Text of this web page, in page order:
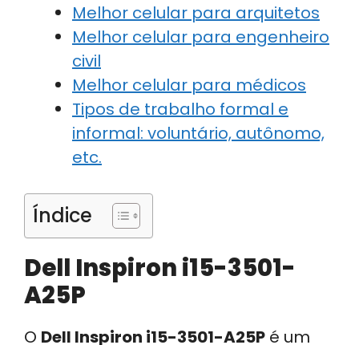
Melhor celular para arquitetos
Melhor celular para engenheiro
civil
Melhor celular para médicos
Tipos de trabalho formal e
informal: voluntário, autônomo,
etc.
Índice
Dell Inspiron i15-3501-
A25P
O Dell Inspiron i15-3501-A25P é um